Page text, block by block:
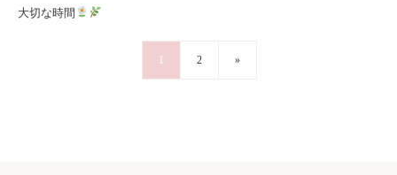
大切な時間
1 2 »